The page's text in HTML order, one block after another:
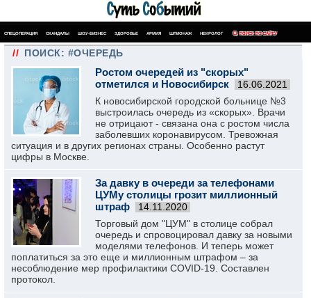
СПЕЦОПЕРАЦИЯ СКАНДАЛЫ ШОУ-БИЗНЕС ЗДОРОВЬЕ АРМИЯ ШПИОНАЖ НЕКРОЛОГ ПОИСК ПО САЙТУ
// ПОИСК: #ОЧЕРЕДЬ
Ростом очередей из "скорых"
отметился и Новосибирск
16.06.2021
К новосибирской городской больнице №3
выстроилась очередь из «скорых». Врачи
не отрицают - связана она с ростом числа
заболевших коронавирусом. Тревожная
ситуация и в других регионах страны. Особенно растут
цифры в Москве.
За давку в очереди за телефонами
ЦУМу столицы грозит миллионный
штраф
14.11.2020
Торговый дом "ЦУМ" в столице собрал
очередь и спровоцировал давку за новыми
моделями телефонов. И теперь может
поплатиться за это еще и миллионным штрафом – за
несоблюдение мер профилактики COVID-19. Составлен
протокол.